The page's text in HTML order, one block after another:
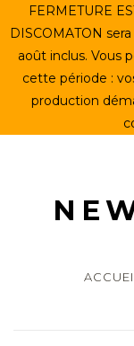
to
content
ACCUEIL
CRÉER UN
LE STORE
FERMETURE
DISCOMATON
août inclus. Vous
cette période :
production